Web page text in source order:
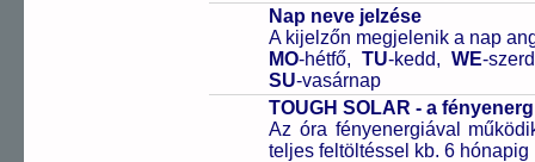
Nap neve jelzése
A kijelzőn megjelenik a nap
MO-hétfő,TU-kedd,WE-
SU-vasárnap
TOUGH SOLAR - a
Az óra fényenergiával
teljes feltöltéssel kb. 6